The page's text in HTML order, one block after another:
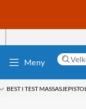
Meny
BEST I TEST